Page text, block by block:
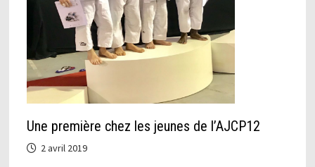
Une première chez les jeunes de l’AJCP12
2 avril 2019